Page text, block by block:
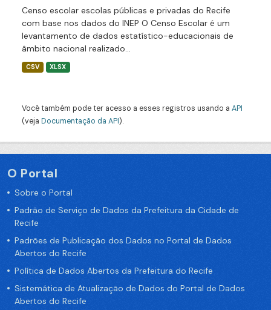
Censo escolar escolas públicas e privadas do Recife
com base nos dados do INEP O Censo Escolar é um
levantamento de dados estatístico-educacionais de
âmbito nacional realizado...
CSV XLSX
Você também pode ter acesso a esses registros usando a API
(veja Documentação da API).
O Portal
Sobre o Portal
Padrão de Serviço de Dados da Prefeitura da Cidade de
Recife
Padrões de Publicação dos Dados no Portal de Dados
Abertos do Recife
Política de Dados Abertos da Prefeitura do Recife
Sistemática de Atualização de Dados do Portal de Dados
Abertos do Recife